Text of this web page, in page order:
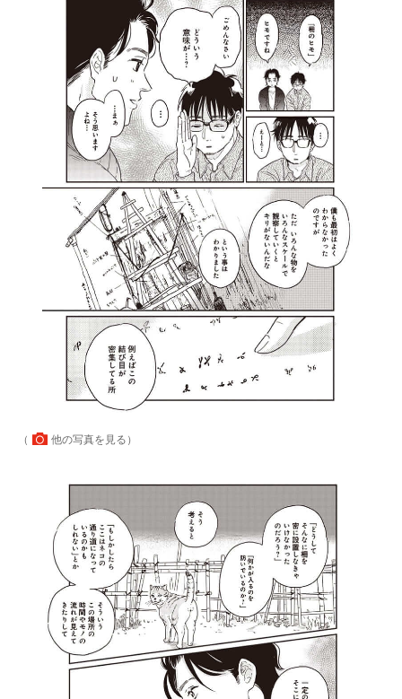
（ 他の写真を見る ）